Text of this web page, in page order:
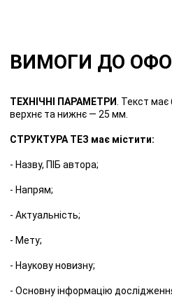
ВИМОГИ ДО
ТЕХНІЧНІ ПАРАМЕТРИ
. Текст
верхнє та нижнє — 25 мм.
СТРУКТУРА ТЕЗ має містити:
- Назву, ПІБ автора;
- Напрям;
- Актуальність;
- Мету;
- Наукову новизну;
- Основну інформацію